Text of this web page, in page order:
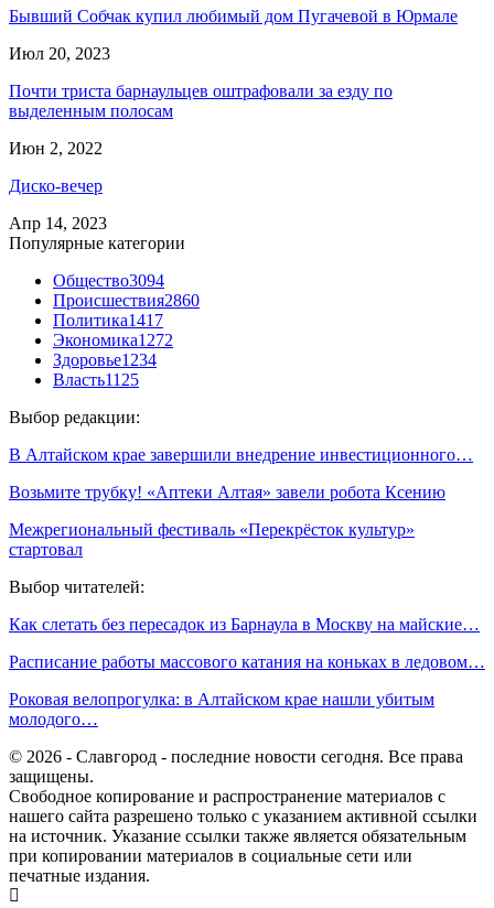
Бывший Собчак купил любимый дом Пугачевой в Юрмале
Июл 20, 2023
Почти триста барнаульцев оштрафовали за езду по
выделенным полосам
Июн 2, 2022
Диско-вечер
Апр 14, 2023
Популярные категории
Общество3094
Происшествия2860
Политика1417
Экономика1272
Здоровье1234
Власть1125
Выбор редакции:
В Алтайском крае завершили внедрение инвестиционного…
Возьмите трубку! «Аптеки Алтая» завели робота Ксению
Межрегиональный фестиваль «Перекрёсток культур»
стартовал
Выбор читателей:
Как слетать без пересадок из Барнаула в Москву на майские…
Расписание работы массового катания на коньках в ледовом…
Роковая велопрогулка: в Алтайском крае нашли убитым
молодого…
© 2026 - Славгород - последние новости сегодня. Все права
защищены.
Свободное копирование и распространение материалов с
нашего сайта разрешено только с указанием активной ссылки
на источник. Указание ссылки также является обязательным
при копировании материалов в социальные сети или
печатные издания.